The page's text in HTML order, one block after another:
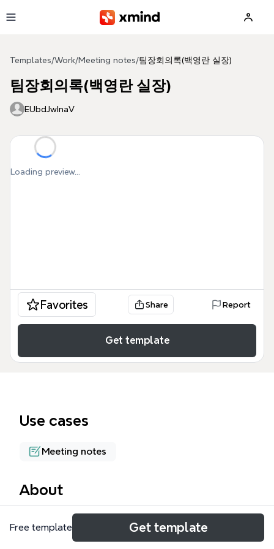
Templates/Work/Meeting notes/팀장회의록(백영란 실장)
팀장회의록(백영란 실장)
EUbdJwInaV
Loading preview...
Favorites Share Report
Get template
Use cases
Meeting notes
About
팀장회의록(백영란 실장) 템플릿은 기업의 운영 효율성
을 높이기 위해 설계된 실무 중심의 회의 관리 도구입니
Free template Get template